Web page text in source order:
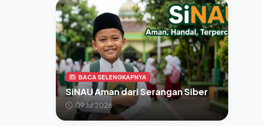
BACA SELENGKAPNYA
SiNAU Aman dari Serangan Siber
09 Jul 2026